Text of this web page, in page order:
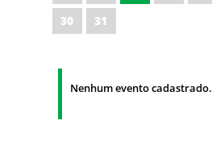
30
31
Nenhum evento cadastrado.